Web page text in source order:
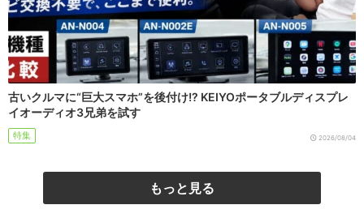
古いクルマに“巨大スマホ”を後付け!? KEIYOポータブルディスプレ
イオーディオ3兄弟を試す
特集 2026/08/04
もっと見る